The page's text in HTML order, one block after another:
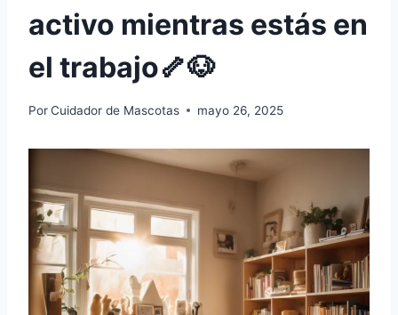
activo mientras estás en
el trabajo🦴🐶
PorCuidador de Mascotas mayo 26, 2025